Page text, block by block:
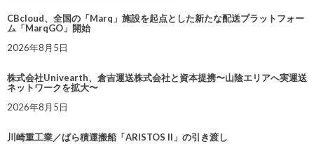
CBcloud、全国の「Marq」施設を起点とした新たな配送プラットフォー
ム「MarqGO」開始
2026年8月5日
株式会社Univearth、倉吉運送株式会社と資本提携〜山陰エリアへ実運送
ネットワークを拡大〜
2026年8月5日
川崎重工業／ばら積運搬船「ARISTOS II」の引き渡し